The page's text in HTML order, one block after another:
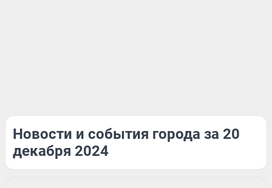
Новости и события города за 20
декабря 2024